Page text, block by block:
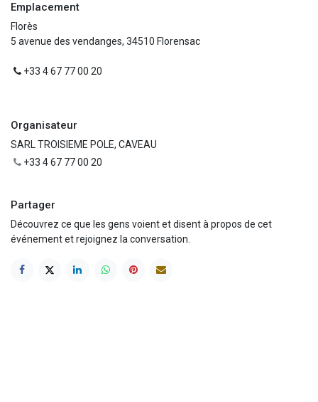
Emplacement
Florès
5 avenue des vendanges, 34510 Florensac
+33 4 67 77 00 20
Organisateur
SARL TROISIEME POLE, CAVEAU
+33 4 67 77 00 20
Partager
Découvrez ce que les gens voient et disent à propos de cet
événement et rejoignez la conversation.